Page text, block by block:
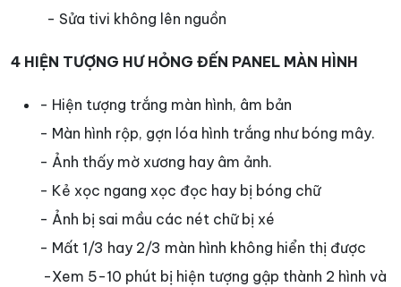
- Sửa tivi không lên nguồn
4 HIỆN TƯỢNG HƯ HỎNG ĐẾN PANEL MÀN HÌNH
- Hiện tượng trắng màn hình, âm bản
- Màn hình rộp, gợn lóa hình trắng như bóng mây.
- Ảnh thấy mờ xương hay âm ảnh.
- Kẻ xọc ngang xọc đọc hay bị bóng chữ
- Ảnh bị sai mầu các nét chữ bị xé
- Mất 1/3 hay 2/3 màn hình không hiển thị được
-Xem 5-10 phút bị hiện tượng gập thành 2 hình và